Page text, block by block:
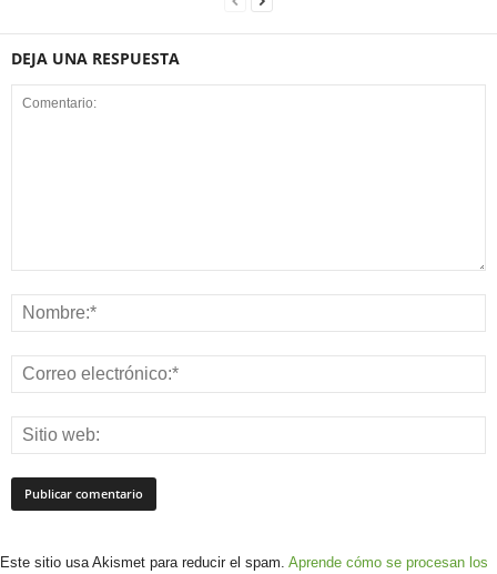
DEJA UNA RESPUESTA
Este sitio usa Akismet para reducir el spam. Aprende cómo se procesan los